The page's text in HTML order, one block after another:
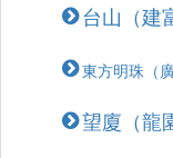
台山（建
東方明珠（
望廈（龍